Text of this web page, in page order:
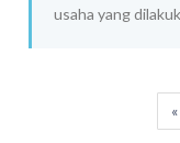
usaha yang
«